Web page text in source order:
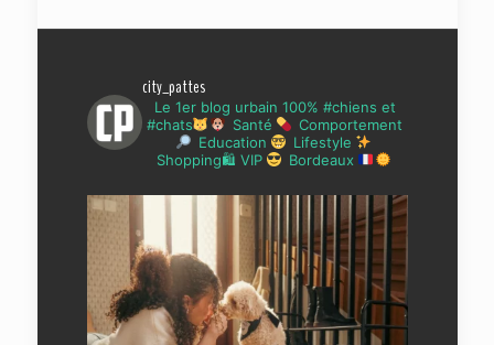
city_pattes
Le 1er blog urbain 100% #chiens et
#chats
Santé
Comportement
Education
Lifestyle
Shopping🛍 VIP
Bordeaux